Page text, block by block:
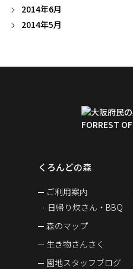
2014年6月
2014年5月
くろんどの森
ご利用案内
日帰り炊さん・BBQ
森のマップ
生き物さんさく
園地スタッフブログ